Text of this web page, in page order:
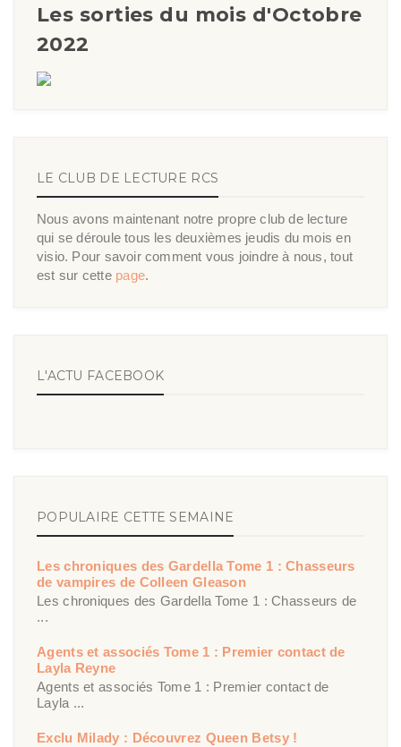
Les sorties du mois d'Octobre
2022
LE CLUB DE LECTURE RCS
Nous avons maintenant notre propre club de lecture
qui se déroule tous les deuxièmes jeudis du mois en
visio. Pour savoir comment vous joindre à nous, tout
est sur cette page.
L'ACTU FACEBOOK
POPULAIRE CETTE SEMAINE
Les chroniques des Gardella Tome 1 : Chasseurs
de vampires de Colleen Gleason
Les chroniques des Gardella Tome 1 : Chasseurs de
...
Agents et associés Tome 1 : Premier contact de
Layla Reyne
Agents et associés Tome 1 : Premier contact de
Layla ...
Exclu Milady : Découvrez Queen Betsy !